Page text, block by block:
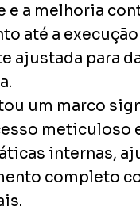
e a melhoria
até a
ajustada para
um marco
meticuloso
internas,
completo